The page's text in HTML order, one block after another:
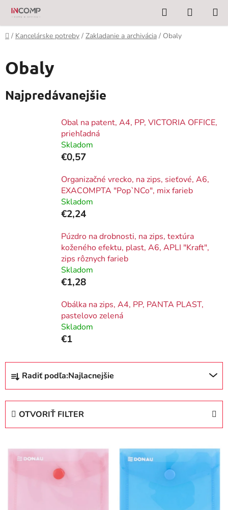
Prejsť
obsah
Hľadať
KOŠÍK
Domov
/ Kancelárske potreby / Zakladanie a archivácia / Obaly
Obaly
Najpredávanejšie
Obal na patent, A4, PP, VICTORIA OFFICE,
priehľadná
Skladom
€0,57
Organizačné vrecko, na zips, sieťové, A6,
EXACOMPTA "Pop`NCo", mix farieb
Skladom
€2,24
Púzdro na drobnosti, na zips, textúra
koženého efektu, plast, A6, APLI "Kraft",
zips rôznych farieb
Skladom
€1,28
Obálka na zips, A4, PP, PANTA PLAST,
pastelovo zelená
Skladom
€1
R
d
e
Radiť podľa:Najlacnejšie
OTVORIŤ FILTER
V